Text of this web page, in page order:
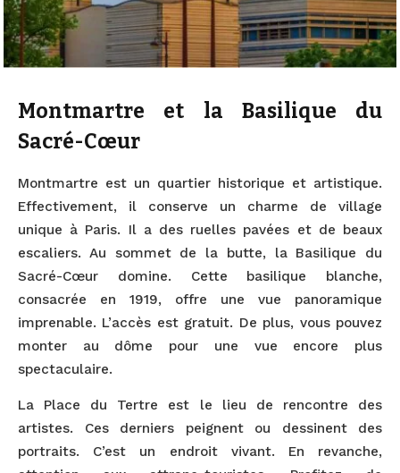
Montmartre et la Basilique du
Sacré-Cœur
Montmartre est un quartier historique et artistique.
Effectivement, il conserve un charme de village
unique à Paris. Il a des ruelles pavées et de beaux
escaliers. Au sommet de la butte, la Basilique du
Sacré-Cœur domine. Cette basilique blanche,
consacrée en 1919, offre une vue panoramique
imprenable. L’accès est gratuit. De plus, vous pouvez
monter au dôme pour une vue encore plus
spectaculaire.
La Place du Tertre est le lieu de rencontre des
artistes. Ces derniers peignent ou dessinent des
portraits. C’est un endroit vivant. En revanche,